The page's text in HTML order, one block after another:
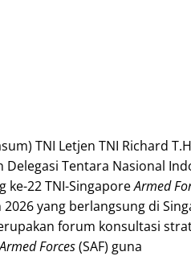
TNI Letjen TNI Richard
Tentara Nasional
ke-22 TNI-SingaporeArmed
2026 yang berlangsung di
forum konsultasi
Forces(SAF) guna